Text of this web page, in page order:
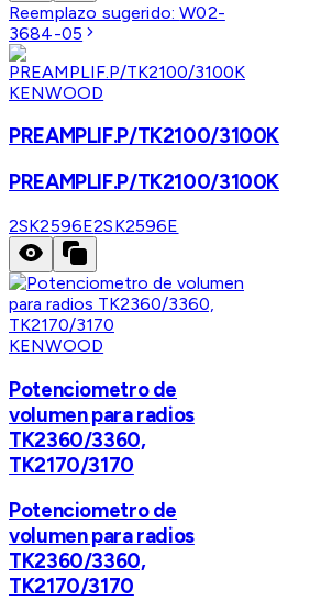
Reemplazo sugerido:W02-
3684-05
KENWOOD
PREAMPLIF.P/TK2100/3100K
PREAMPLIF.P/TK2100/3100K
2SK2596E2SK2596E
KENWOOD
Potenciometro de
volumen para radios
TK2360/3360,
TK2170/3170
Potenciometro de
volumen para radios
TK2360/3360,
TK2170/3170